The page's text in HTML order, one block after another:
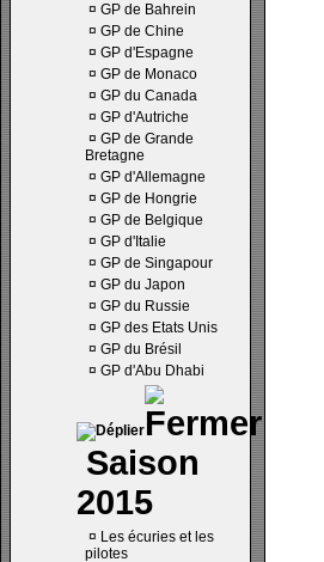
¤ GP de Bahrein
¤ GP de Chine
¤ GP d'Espagne
¤ GP de Monaco
¤ GP du Canada
¤ GP d'Autriche
¤ GP de Grande
Bretagne
¤ GP d'Allemagne
¤ GP de Hongrie
¤ GP de Belgique
¤ GP d'Italie
¤ GP de Singapour
¤ GP du Japon
¤ GP du Russie
¤ GP des Etats Unis
¤ GP du Brésil
¤ GP d'Abu Dhabi
Saison
2015
¤ Les écuries et les
pilotes